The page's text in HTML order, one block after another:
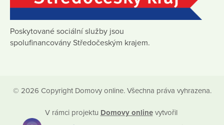
Poskytované sociální služby jsou
spolufinancovány Středočeským krajem.
© 2026 Copyright Domovy online. Všechna práva vyhrazena.
V rámci projektu Domovy onlinevytvořil